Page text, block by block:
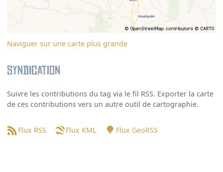
Naviguer sur une carte plus grande
Syndication
Suivre les contributions du tag via le fil RSS. Exporter la carte
de ces contributions vers un autre outil de cartographie.
Flux RSS Flux KML Flux GeoRSS